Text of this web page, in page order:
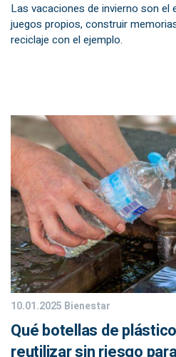
Las vacaciones de invierno son el
juegos propios, construir
reciclaje con el ejemplo.
10.01.2025 Bienestar
Qué botellas de
reutilizar sin riesgo